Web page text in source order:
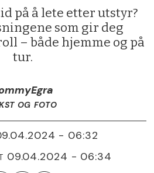
på å lete etter utstyr?
som gir deg
– både hjemme og på
tur.
Egra
OG FOTO
09.04.2024 - 06:32
09.04.2024 - 06:34